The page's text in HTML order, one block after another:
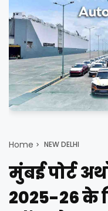
Home NEW DELHI
मुंबई पोर्ट
2025-26 के